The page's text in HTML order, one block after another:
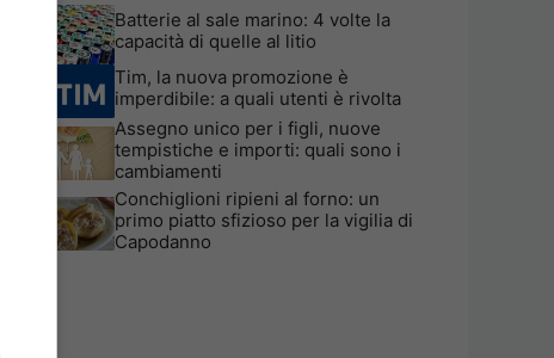
Batterie al sale marino: 4 volte la
capacità di quelle al litio
Tim, la nuova promozione è
imperdibile: a quali utenti è rivolta
Assegno unico per i figli, nuove
tempistiche e importi: quali sono i
cambiamenti
Conchiglioni ripieni al forno: un
primo piatto sfizioso per la vigilia di
Capodanno